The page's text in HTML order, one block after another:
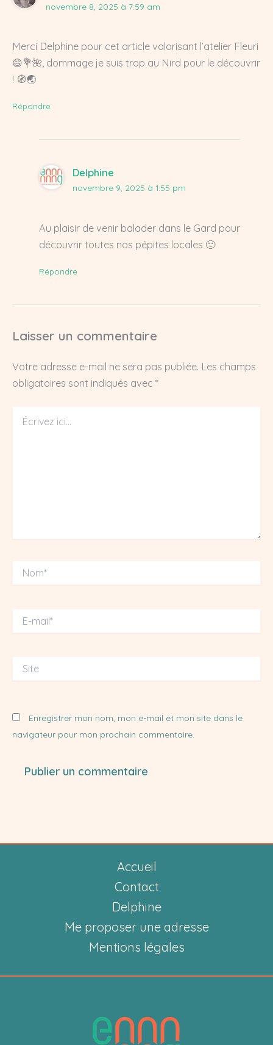
novembre 8, 2025 à 7:59 am
Merci Delphine pour cet article valorisant l’atelier Fleuri
😄💐🌺, dommage je suis trop au Nird pour le découvrir
! 🧭🌏
Répondre
Delphine
novembre 9, 2025 à 1:55 pm
Au plaisir de venir balader dans le Gard pour
découvrir toutes nos pépites locales 🙂
Répondre
Laisser un commentaire
Votre adresse e-mail ne sera pas publiée. Les champs
obligatoires sont indiqués avec *
ici…
mail*
Enregistrer mon nom, mon e-mail et mon site dans le
navigateur pour mon prochain commentaire.
Accueil
Contact
Delphine
Me proposer une adresse
Mentions légales